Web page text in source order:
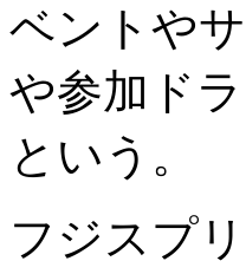
ベントや
や参加ド
という。
フジスプ